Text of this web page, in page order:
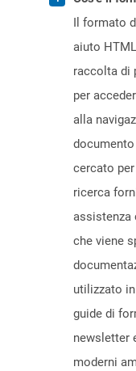
Il formato
aiuto
raccolta di
per
alla
cercato
ricerca
assistenza
che viene
utilizzato
guide di
newsletter
moderni